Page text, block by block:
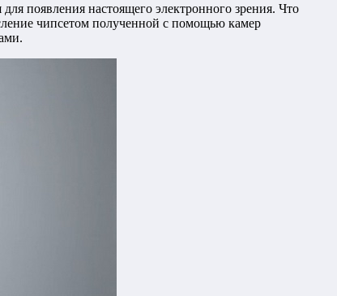
появления настоящего электронного зрения. Что
чипсетом полученной с помощью камер